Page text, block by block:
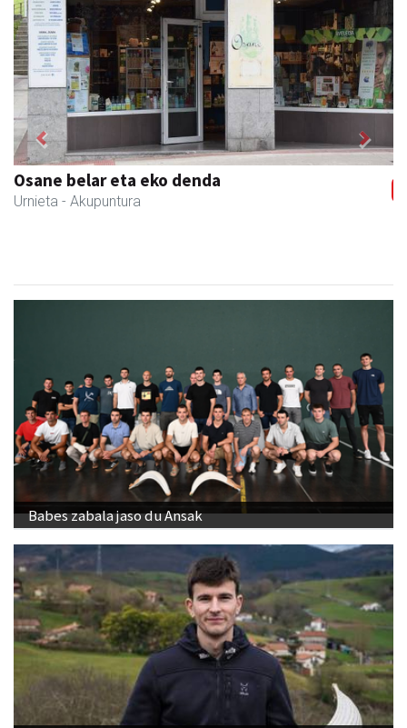
Ernaitza liburu-denda
Andoain - Liburu-dendak
Previous Next
Babes zabala jaso du Ansak